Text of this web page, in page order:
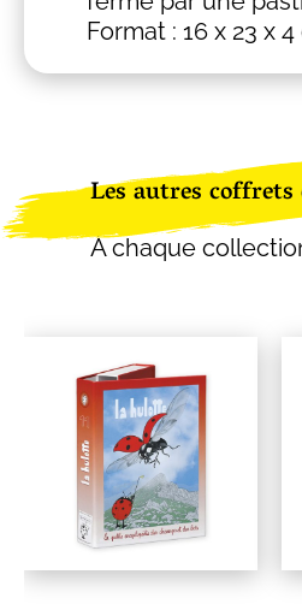
Format : 16 x 23 x
Les autres
À chaque